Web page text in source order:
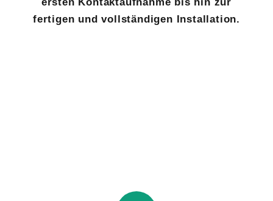
fertigen und vollständigen Installation.